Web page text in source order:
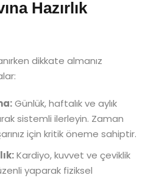
Hazırlık
dikkate almanız
Günlük, haftalık ve aylık
sistemli ilerleyin. Zaman
için kritik öneme sahiptir.
Kardiyo, kuvvet ve çeviklik
yaparak fiziksel